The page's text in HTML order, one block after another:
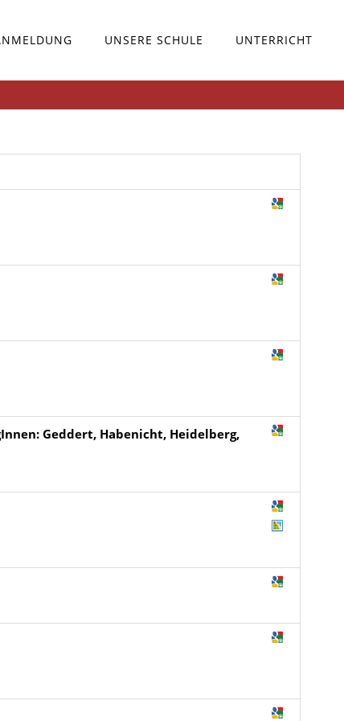
UNSERE SCHULE UNTERRICHT
Geddert, Habenicht, Heidelberg,